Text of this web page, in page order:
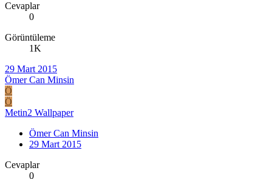
Cevaplar
0
Görüntüleme
1K
29 Mart 2015
Ömer Can Minsin
Ö
Ö
Metin2 Wallpaper
Ömer Can Minsin
29 Mart 2015
Cevaplar
0